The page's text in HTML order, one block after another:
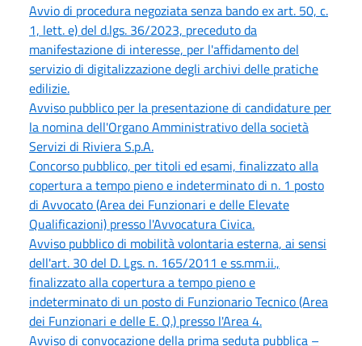
Avvio di procedura negoziata senza bando ex art. 50, c.
1, lett. e) del d.lgs. 36/2023, preceduto da
manifestazione di interesse, per l'affidamento del
servizio di digitalizzazione degli archivi delle pratiche
edilizie.
Avviso pubblico per la presentazione di candidature per
la nomina dell'Organo Amministrativo della società
Servizi di Riviera S.p.A.
Concorso pubblico, per titoli ed esami, finalizzato alla
copertura a tempo pieno e indeterminato di n. 1 posto
di Avvocato (Area dei Funzionari e delle Elevate
Qualificazioni) presso l'Avvocatura Civica.
Avviso pubblico di mobilità volontaria esterna, ai sensi
dell'art. 30 del D. Lgs. n. 165/2011 e ss.mm.ii.,
finalizzato alla copertura a tempo pieno e
indeterminato di un posto di Funzionario Tecnico (Area
dei Funzionari e delle E. Q.) presso l'Area 4.
Avviso di convocazione della prima seduta pubblica –